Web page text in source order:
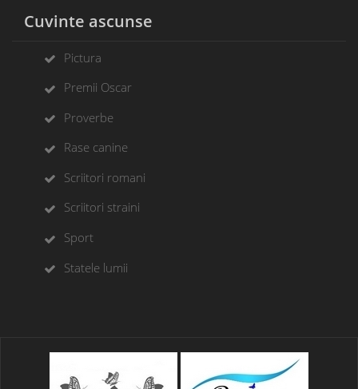
Cuvinte ascunse
Pictura
Premii Oscar
Proverbe
Rase canine
Scriitori romani
Scriitori straini
Sport
Statele lumii